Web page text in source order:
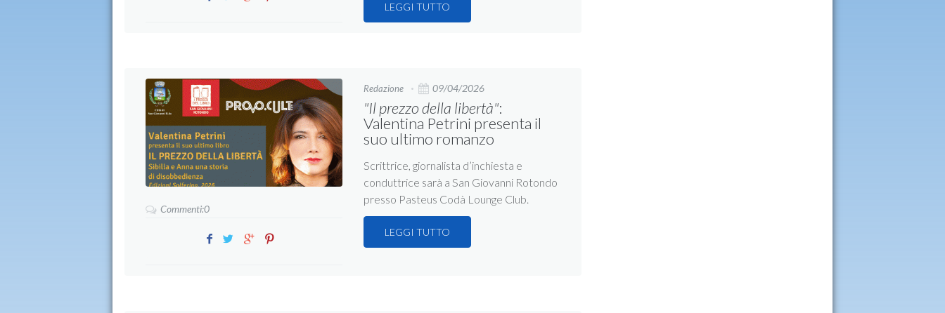
LEGGI TUTTO
Commenti:0
Redazione 09/04/2026
"Il prezzo della libertà":
Valentina Petrini presenta il
suo ultimo romanzo
Scrittrice, giornalista d’inchiesta e
conduttrice sarà a San Giovanni Rotondo
presso Pasteus Codà Lounge Club.
LEGGI TUTTO